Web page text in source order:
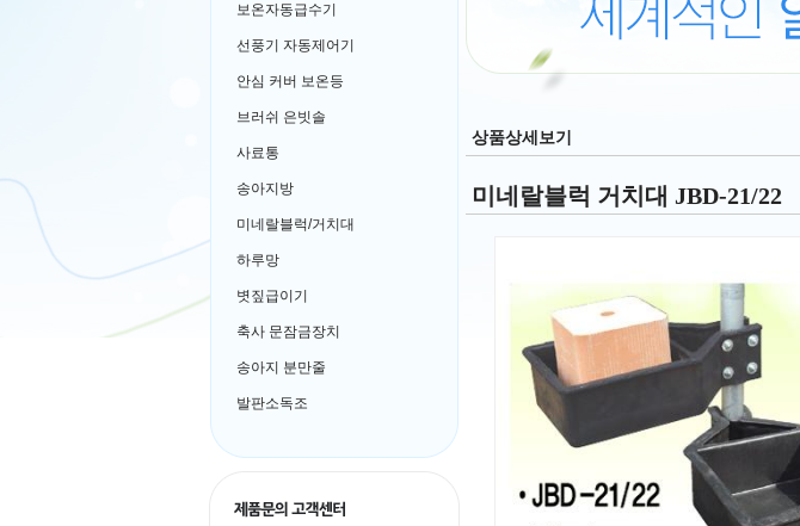
보온자동급수기
선풍기 자동제어기
안심 커버 보온등
브러쉬 은빗솔
사료통
송아지방
미네랄블럭/거치대
하루망
볏짚급이기
축사 문잠금장치
송아지 분만줄
발판소독조
상품상세보기
미네랄블럭 거치대 JBD-21/22